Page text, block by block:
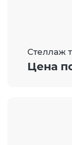
Стеллаж
Цена